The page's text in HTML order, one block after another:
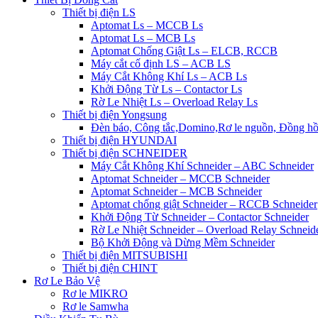
Thiết bị điện LS
Aptomat Ls – MCCB Ls
Aptomat Ls – MCB Ls
Aptomat Chống Giật Ls – ELCB, RCCB
Máy cắt cố định LS – ACB LS
Máy Cắt Không Khí Ls – ACB Ls
Khởi Động Từ Ls – Contactor Ls
Rờ Le Nhiệt Ls – Overload Relay Ls
Thiết bị điện Yongsung
Đèn báo, Công tắc,Domino,Rơ le nguồn, Đồng hồ
Thiết bị điện HYUNDAI
Thiết bị điện SCHNEIDER
Máy Cắt Không Khí Schneider – ABC Schneider
Aptomat Schneider – MCCB Schneider
Aptomat Schneider – MCB Schneider
Aptomat chống giật Schneider – RCCB Schneider
Khởi Động Từ Schneider – Contactor Schneider
Rờ Le Nhiệt Schneider – Overload Relay
Bộ Khởi Động và Dừng Mềm Schneider
Thiết bị điện MITSUBISHI
Thiết bị điện CHINT
Rơ Le Bảo Vệ
Rơ le MIKRO
Rơ le Samwha